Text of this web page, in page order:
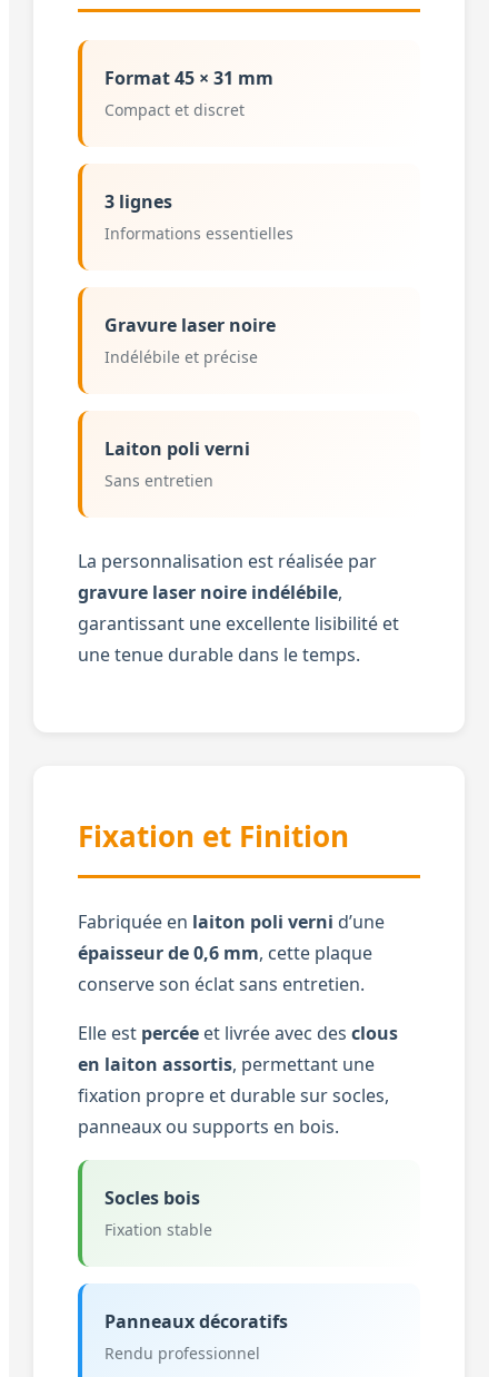
Format 45 × 31 mm
Compact et discret
3 lignes
Informations essentielles
Gravure laser noire
Indélébile et précise
Laiton poli verni
Sans entretien
La personnalisation est réalisée par
gravure laser noire indélébile,
garantissant une excellente lisibilité et
une tenue durable dans le temps.
Fixation et Finition
Fabriquée en laiton poli verni d’une
épaisseur de 0,6 mm, cette plaque
conserve son éclat sans entretien.
Elle est percéeet livrée avec des clous
en laiton assortis, permettant une
fixation propre et durable sur socles,
panneaux ou supports en bois.
Socles bois
Fixation stable
Panneaux décoratifs
Rendu professionnel